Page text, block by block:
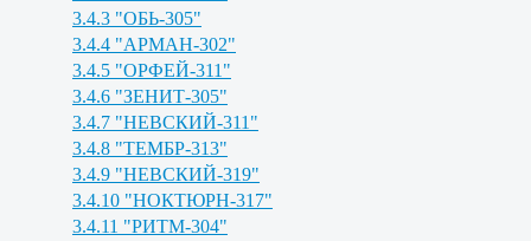
3.4.3 "ОБЬ-305"
3.4.4 "АРМАН-302"
3.4.5 "ОРФЕЙ-311"
3.4.6 "ЗЕНИТ-305"
3.4.7 "НЕВСКИЙ-311"
3.4.8 "ТЕМБР-313"
3.4.9 "НЕВСКИЙ-319"
3.4.10 "НОКТЮРН-317"
3.4.11 "РИТМ-304"